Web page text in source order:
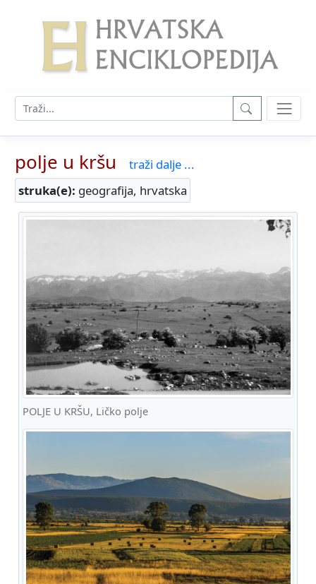
polje u kršu
traži dalje ...
struka(e): geografija, hrvatska
POLJE U KRŠU, Ličko polje